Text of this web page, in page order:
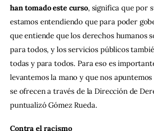
han tomado este curso, significa que por
estamos entendiendo que para poder
que entiende que los derechos humanos
para todos, y los servicios públicos
todas y para todos. Para eso es
levantemos la mano y que nos
se ofrecen a través de la Dirección de
puntualizó Gómez Rueda.
Contra el racismo